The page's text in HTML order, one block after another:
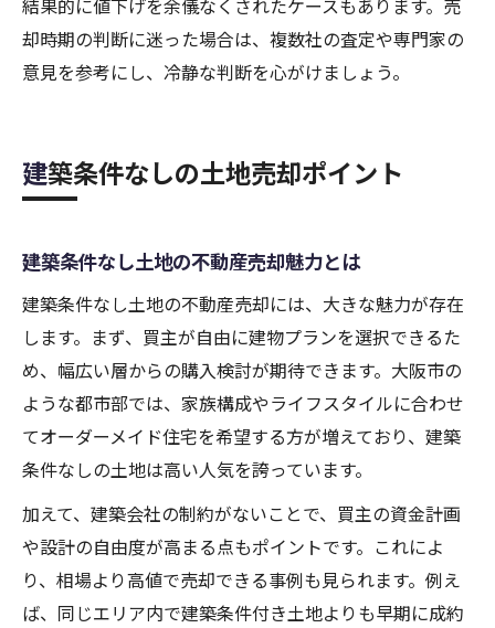
結果的に値下げを余儀なくされたケースもあります。売
却時期の判断に迷った場合は、複数社の査定や専門家の
意見を参考にし、冷静な判断を心がけましょう。
建築条件なしの土地売却ポイント
建築条件なし土地の不動産売却魅力とは
建築条件なし土地の不動産売却には、大きな魅力が存在
します。まず、買主が自由に建物プランを選択できるた
め、幅広い層からの購入検討が期待できます。大阪市の
ような都市部では、家族構成やライフスタイルに合わせ
てオーダーメイド住宅を希望する方が増えており、建築
条件なしの土地は高い人気を誇っています。
加えて、建築会社の制約がないことで、買主の資金計画
や設計の自由度が高まる点もポイントです。これによ
り、相場より高値で売却できる事例も見られます。例え
ば、同じエリア内で建築条件付き土地よりも早期に成約